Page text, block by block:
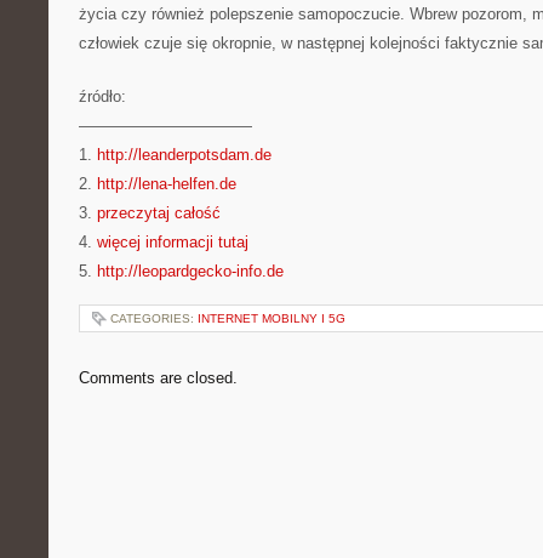
życia czy również polepszenie samopoczucie. Wbrew pozorom,
człowiek czuje się okropnie, w następnej kolejności faktycznie
źródło:
———————————
1. http://leanderpotsdam.de
2. http://lena-helfen.de
3. przeczytaj całość
4. więcej informacji tutaj
5. http://leopardgecko-info.de
CATEGORIES: INTERNET MOBILNY I 5G
Comments are closed.